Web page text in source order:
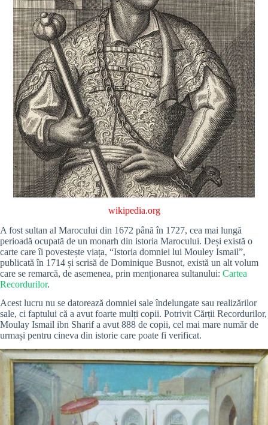
wikipedia.org
A fost sultan al Marocului din 1672 până în 1727, cea mai lungă
perioadă ocupată de un monarh din istoria Marocului. Deși există o
carte care îi povestește viața, “Istoria domniei lui Mouley Ismail”,
publicată în 1714 și scrisă de Dominique Busnot, există un alt volum
care se remarcă, de asemenea, prin menționarea sultanului: Cartea
Recordurilor.
Acest lucru nu se datorează domniei sale îndelungate sau realizărilor
sale, ci faptului că a avut foarte mulți copii. Potrivit Cărții Recordurilor,
Moulay Ismail ibn Sharif a avut 888 de copii, cel mai mare număr de
urmași pentru cineva din istorie care poate fi verificat.